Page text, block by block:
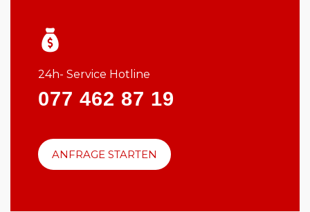
24h- Service Hotline
077 462 87 19
ANFRAGE STARTEN